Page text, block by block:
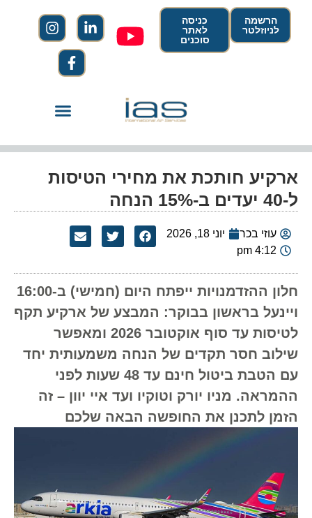
הרשמה
לניוזלטר
כניסה
לאתר
סוכנים
ארקיע חותכת את מחירי הטיסות
ל-40 יעדים ב-15% הנחה
עוזי בכר
יוני 18, 2026
4:12 pm
חלון ההזדמנויות ייפתח היום (חמישי) ב-16:00
ויינעל בראשון בבוקר: המבצע של ארקיע תקף
לטיסות עד סוף אוקטובר 2026 ומאפשר
שילוב חסר תקדים של הנחה משמעותית יחד
עם הטבת ביטול חינם עד 48 שעות לפני
ההמראה. מניו יורק וטוקיו ועד איי יוון – זה
הזמן לתכנן את החופשה הבאה שלכם